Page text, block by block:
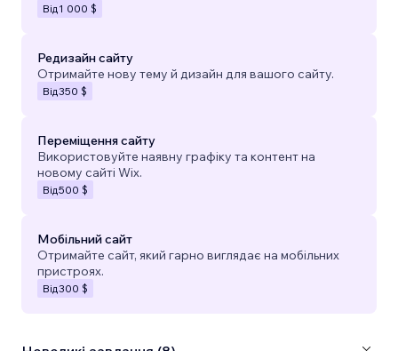
Від 1 000 $
Редизайн сайту
Отримайте нову тему й дизайн для вашого сайту.
Від350 $
Переміщення сайту
Використовуйте наявну графіку та контент на
новому сайті Wix.
Від500 $
Мобільний сайт
Отримайте сайт, який гарно виглядає на мобільних
пристроях.
Від300 $